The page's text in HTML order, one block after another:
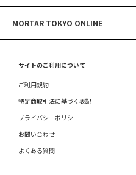
MORTAR TOKYO ONLINE
サイトのご利用について
ご利用規約
特定商取引法に基づく表記
プライバシーポリシー
お問い合わせ
よくある質問